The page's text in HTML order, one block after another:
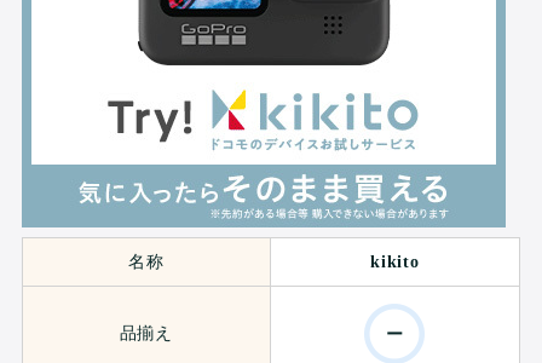
名称 kikito
品揃え ー